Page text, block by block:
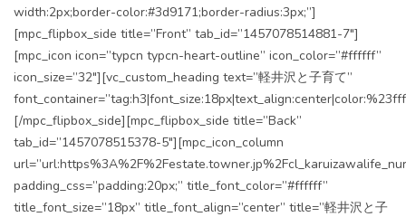
width:2px;border-color:#3d9171;border-radius:3px;”]
[mpc_flipbox_side title=”Front” tab_id=”1457078514881-7″]
[mpc_icon icon=”typcn typcn-heart-outline” icon_color=”#ffffff”
icon_size=”32″][vc_custom_heading text=”軽井沢と子育て”
[/mpc_flipbox_side][mpc_flipbox_side title=”Back”
tab_id=”1457078515378-5″][mpc_icon_column
padding_css=”padding:20px;” title_font_color=”#ffffff”
title_font_size=”18px” title_font_align=”center” title=”軽井沢と子